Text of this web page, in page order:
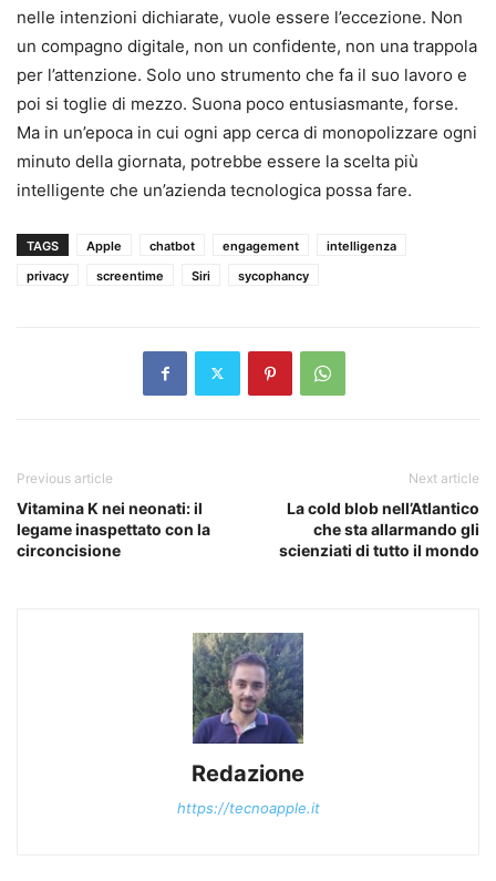
nelle intenzioni dichiarate, vuole essere l’eccezione. Non
un compagno digitale, non un confidente, non una trappola
per l’attenzione. Solo uno strumento che fa il suo lavoro e
poi si toglie di mezzo. Suona poco entusiasmante, forse.
Ma in un’epoca in cui ogni app cerca di monopolizzare ogni
minuto della giornata, potrebbe essere la scelta più
intelligente che un’azienda tecnologica possa fare.
TAGS Apple chatbot engagement
intelligenza
privacy
screentime Siri sycophancy
Previous article
Vitamina K nei neonati: il
legame inaspettato con la
circoncisione
Next article
La cold blob nell’Atlantico
che sta allarmando gli
scienziati di tutto il mondo
Redazione
https://tecnoapple.it